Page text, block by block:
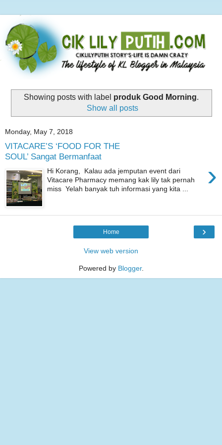
Showing posts with label produk Good Morning.
Show all posts
Monday, May 7, 2018
VITACARE’S ‘FOOD FOR THE
SOUL’ Sangat Bermanfaat
›
Hi Korang, Kalau ada jemputan event dari
Vitacare Pharmacy memang kak lily tak pernah
miss Yelah banyak tuh informasi yang kita ...
›
Home
View web version
Powered by Blogger.